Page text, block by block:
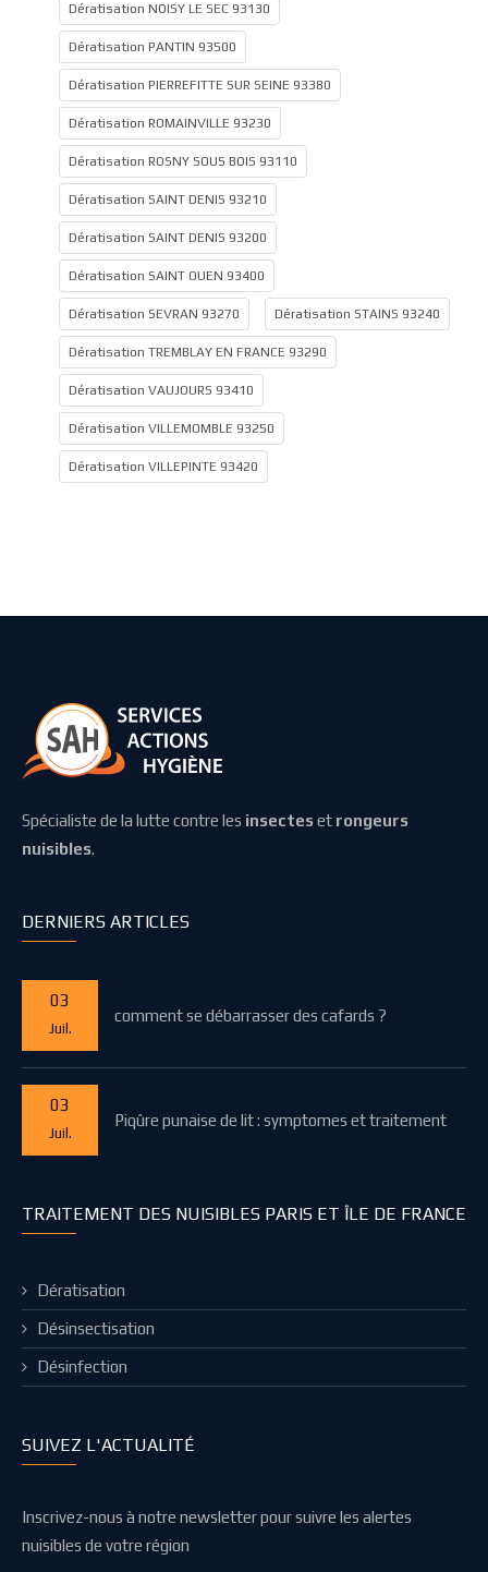
Dératisation NOISY LE SEC 93130
Dératisation PANTIN 93500
Dératisation PIERREFITTE SUR SEINE 93380
Dératisation ROMAINVILLE 93230
Dératisation ROSNY SOUS BOIS 93110
Dératisation SAINT DENIS 93210
Dératisation SAINT DENIS 93200
Dératisation SAINT OUEN 93400
Dératisation SEVRAN 93270 Dératisation STAINS 93240
Dératisation TREMBLAY EN FRANCE 93290
Dératisation VAUJOURS 93410
Dératisation VILLEMOMBLE 93250
Dératisation VILLEPINTE 93420
Spécialiste de la lutte contre les insecteset rongeurs
nuisibles.
DERNIERS ARTICLES
03
Juil.
comment se débarrasser des cafards ?
03
Juil.
Piqûre punaise de lit : symptomes et traitement
TRAITEMENT DES NUISIBLES PARIS ET ÎLE DE FRANCE
Dératisation
Désinsectisation
Désinfection
SUIVEZ L'ACTUALITÉ
Inscrivez-nous à notre newsletter pour suivre les alertes
nuisibles de votre région